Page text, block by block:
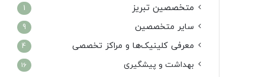
متخصصین تبریز 1
سایر متخصصین 9
معرفی کلینیک‌ها و مراکز تخصصی 4
بهداشت و پیشگیری 16